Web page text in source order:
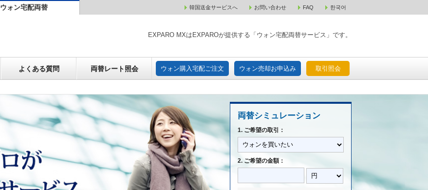
ウォン宅配両替 韓国送金サービスへ お問い合わせ FAQ 한국어
EXPARO MXはEXPAROが提供する「ウォン宅配両替サービス」です。
よくある質問 両替レート照会 ウォン購入宅配ご注文 ウォン売却お申込み 取引照会
ウォン売却 ウォン購入宅配ご注文 ウォン売却お申込み 取引照会
両替シミュレーション
1. ご希望の取引：
2. ご希望の金額：